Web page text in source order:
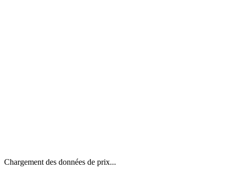
Chargement des données de prix...